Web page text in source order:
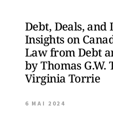
Debt, Deals, and
Insights on
Law from Debt
by Thomas G.W.
Virginia Torrie
6 MAI 2024